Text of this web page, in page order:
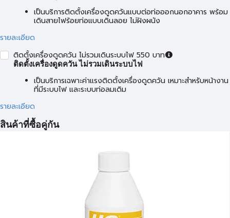
เป็นบริการติดตั้งเครื่องดูดควันแบบต่อท่อออกนอกอาคาร พร้อม
เดินสายไฟร้อยท่อแบบเดินลอย ไม่ฝังผนัง
รายละเอียด
ติดตั้งเครื่องดูดควัน ไม่รวมเดินระบบไฟ 550 บาท
ติดตั้งเครื่องดูดควัน ไม่รวมเดินระบบไฟ
เป็นบริการเฉพาะค่าแรงติดตั้งเครื่องดูดควัน เหมาะสำหรับหน้างาน
ที่มีระบบไฟ และระบบท่อลมเดิม
รายละเอียด
สินค้าที่ซื้อคู่กัน